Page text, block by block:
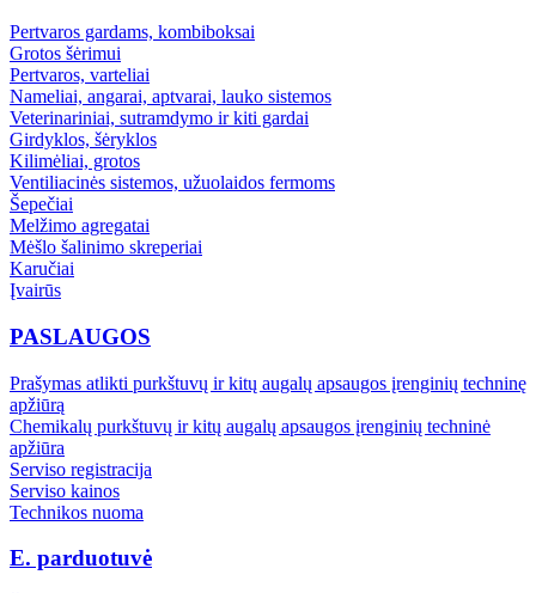
Pertvaros gardams, kombiboksai
Grotos šėrimui
Pertvaros, varteliai
Nameliai, angarai, aptvarai, lauko sistemos
Veterinariniai, sutramdymo ir kiti gardai
Girdyklos, šėryklos
Kilimėliai, grotos
Ventiliacinės sistemos, užuolaidos fermoms
Šepečiai
Melžimo agregatai
Mėšlo šalinimo skreperiai
Karučiai
Įvairūs
PASLAUGOS
Prašymas atlikti purkštuvų ir kitų augalų apsaugos įrenginių techninę
apžiūrą
Chemikalų purkštuvų ir kitų augalų apsaugos įrenginių techninė
apžiūra
Serviso registracija
Serviso kainos
Technikos nuoma
E. parduotuvė